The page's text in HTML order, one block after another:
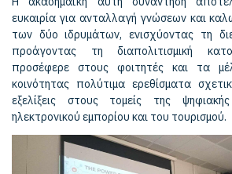
ευκαιρία για ανταλλαγή γνώσεων και
των δύο ιδρυμάτων, ενισχύοντας τη
προάγοντας τη διαπολιτισμική
προσέφερε στους φοιτητές και τα
κοινότητας πολύτιμα ερεθίσματα
εξελίξεις στους τομείς της
ηλεκτρονικού εμπορίου και του τουρισμού.